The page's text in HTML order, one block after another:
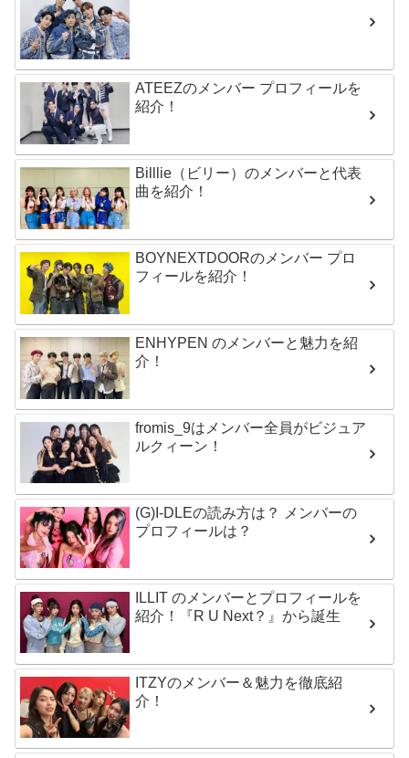
ATEEZのメンバー プロフィールを
紹介！
Billlie（ビリー）のメンバーと代表
曲を紹介！
BOYNEXTDOORのメンバー プロ
フィールを紹介！
ENHYPEN のメンバーと魅力を紹
介！
fromis_9はメンバー全員がビジュア
ルクィーン！
(G)I-DLEの読み方は？ メンバーの
プロフィールは？
ILLIT のメンバーとプロフィールを
紹介！『R U Next？』から誕生
ITZYのメンバー＆魅力を徹底紹
介！